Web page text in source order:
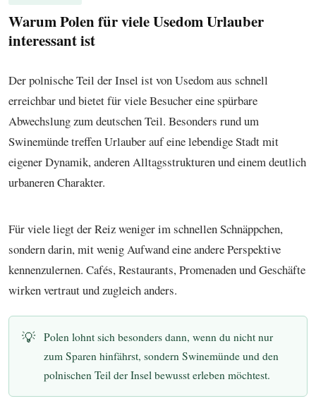
Warum Polen für viele Usedom Urlauber
interessant ist
Der polnische Teil der Insel ist von Usedom aus schnell
erreichbar und bietet für viele Besucher eine spürbare
Abwechslung zum deutschen Teil. Besonders rund um
Swinemünde treffen Urlauber auf eine lebendige Stadt mit
eigener Dynamik, anderen Alltagsstrukturen und einem deutlich
urbaneren Charakter.
Für viele liegt der Reiz weniger im schnellen Schnäppchen,
sondern darin, mit wenig Aufwand eine andere Perspektive
kennenzulernen. Cafés, Restaurants, Promenaden und Geschäfte
wirken vertraut und zugleich anders.
💡 Polen lohnt sich besonders dann, wenn du nicht nur
zum Sparen hinfährst, sondern Swinemünde und den
polnischen Teil der Insel bewusst erleben möchtest.